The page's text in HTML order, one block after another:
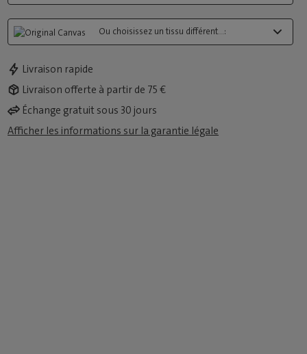
Ou choisissez un tissu différent...:
Livraison rapide
Livraison offerte à partir de 75 €
Échange gratuit sous 30 jours
Afficher les informations sur la garantie légale